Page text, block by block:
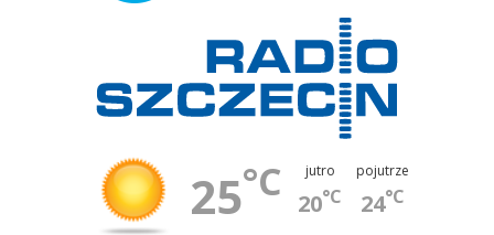
25°C jutro
20°C
pojutrze
24°C